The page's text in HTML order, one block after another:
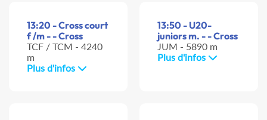
13:20 - Cross court
f /m - - Cross
TCF / TCM - 4240
m
Plus d'infos
13:50 - U20-
juniors m. - - Cross
JUM - 5890 m
Plus d'infos